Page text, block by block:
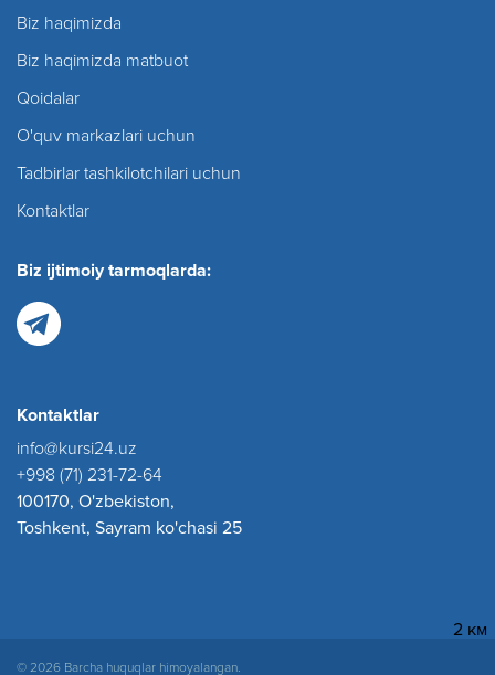
2 км
Biz haqimizda
Biz haqimizda matbuot
Qoidalar
O'quv markazlari uchun
Tadbirlar tashkilotchilari uchun
Kontaktlar
Biz ijtimoiy tarmoqlarda:
Kontaktlar
info@kursi24.uz
+998 (71) 231-72-64
100170, O'zbekiston,
Toshkent, Sayram ko'chasi 25
© 2026 Barcha huquqlar himoyalangan.